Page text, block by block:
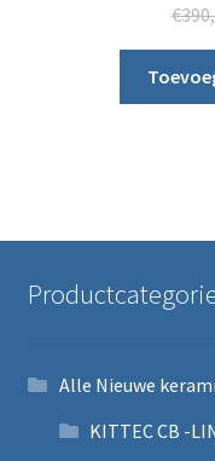
€
Alle Nieuwe
KITTEC CB -